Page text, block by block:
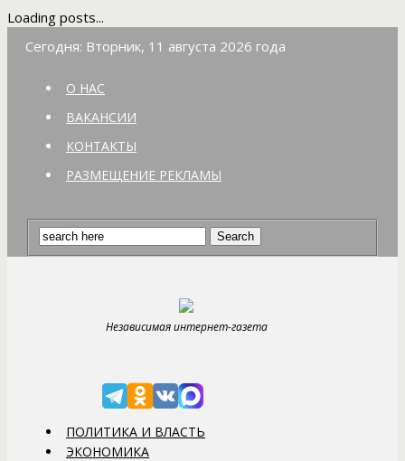
Loading posts...
Сегодня: Вторник, 11 августа 2026 года
О НАС
ВАКАНСИИ
КОНТАКТЫ
РАЗМЕЩЕНИЕ РЕКЛАМЫ
Независимая интернет-газета
ПОЛИТИКА И ВЛАСТЬ
ЭКОНОМИКА